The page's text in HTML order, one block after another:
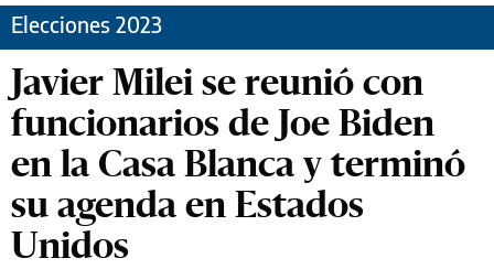
Elecciones 2023
Javier Milei se reunió con
funcionarios de Joe Biden
en la Casa Blanca y terminó
su agenda en Estados
Unidos